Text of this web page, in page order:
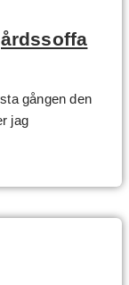
gången den
jag